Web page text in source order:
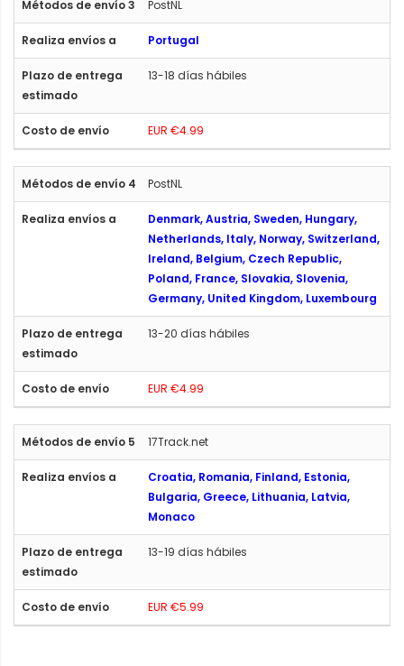
PostNL
Portugal
13-18 días hábiles
EUR €4.99
PostNL
Denmark, Austria, Sweden, Hungary,
Netherlands, Italy, Norway, Switzerland,
Ireland, Belgium, Czech Republic,
Poland, France, Slovakia, Slovenia,
Germany, United Kingdom, Luxembourg
13-20 días hábiles
EUR €4.99
17Track.net
Croatia, Romania, Finland, Estonia,
Bulgaria, Greece, Lithuania, Latvia,
Monaco
13-19 días hábiles
EUR €5.99